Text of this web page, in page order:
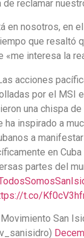
de reclamar
en nosotros, en
que resaltó
«me interesa la
acciones
por el MSI
una chispa
ha inspirado a
a
en Cuba
partes del
t.co/
San